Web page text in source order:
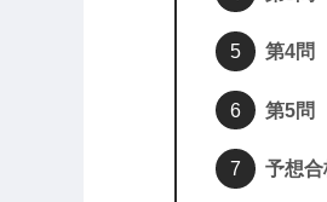
第4問
第5問
予想